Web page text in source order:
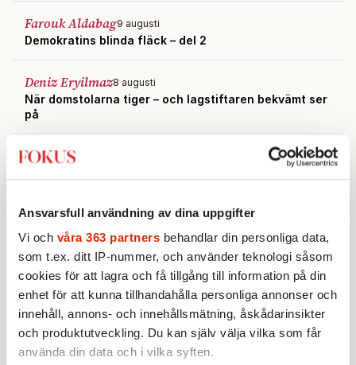
Ansvarsfull användning av dina uppgifter
Vi och våra 363 partners behandlar din personliga data,
som t.ex. ditt IP-nummer, och använder teknologi såsom
cookies för att lagra och få tillgång till information på din
enhet för att kunna tillhandahålla personliga annonser och
innehåll, annons- och innehållsmätning, åskådarinsikter
och produktutveckling. Du kan själv välja vilka som får
använda din data och i vilka syften.
Farouk Aldabag9 augusti
Demokratins blinda fläck – del 2
Deniz Eryilmaz8 augusti
När domstolarna tiger – och lagstiftaren bekvämt ser
på
Farouk Aldabag